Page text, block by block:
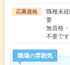
応募資格
職種未
要
無資格
不要で
職場の雰囲気